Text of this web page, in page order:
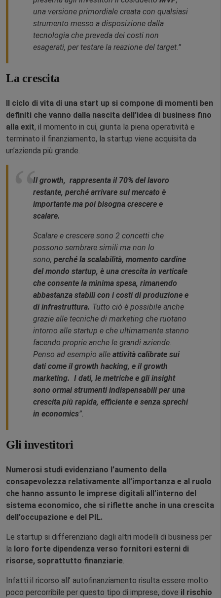
una versione primordiale creata con qualsiasi
strumento messo a disposizione dalla
tecnologia che preveda dei costi non
esagerati, per testare la reazione del target.”
La crescita
Il ciclo di vita di una start up si compone di momenti ben
definiti che vanno dalla nascita dell’idea di business fino
alla exit, il momento in cui, giunta la piena operatività e
terminato il finanziamento, la startup viene acquisita da
un’azienda più grande.
Il growth, rappresenta il 70% del lavoro
restante, perché arrivare sul mercato è
importante ma poi bisogna crescere e
scalare.
Scalare e crescere sono 2 concetti che
possono sembrare simili ma non lo
sono, perché la scalabilità, momento cardine
del mondo startup, è una crescita in verticale
che consente la minima spesa, rimanendo
abbastanza stabili con i costi di produzione e
di infrastruttura. Tutto ciò è possibile anche
grazie alle tecniche di marketing che ruotano
intorno alle startup e che ultimamente stanno
facendo proprie anche le grandi aziende.
Penso ad esempio alle attività calibrate sui
dati come il growth hacking, e il growth
marketing. I dati, le metriche e gli insight
sono ormai strumenti indispensabili per una
crescita più rapida, efficiente e senza sprechi
in economics”.
Gli investitori
Numerosi studi evidenziano l’aumento della
consapevolezza relativamente all’importanza e al ruolo
che hanno assunto le imprese digitali all’interno del
sistema economico, che si riflette anche in una crescita
dell’occupazione e del PIL.
Le startup si differenziano dagli altri modelli di business per
la loro forte dipendenza verso fornitori esterni di
risorse, soprattutto finanziarie.
Infatti il ricorso all’ autofinanziamento risulta essere molto
poco percorribile per questo tipo di imprese, dove il rischio